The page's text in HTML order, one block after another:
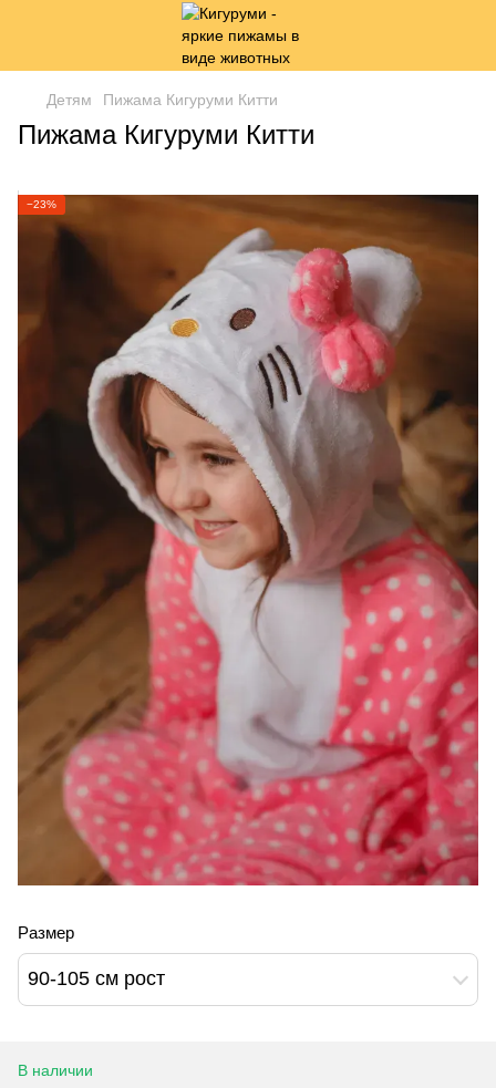
Детям Пижама Кигуруми Китти
Пижама Кигуруми Китти
−23%
Размер
90-105 см рост
В наличии